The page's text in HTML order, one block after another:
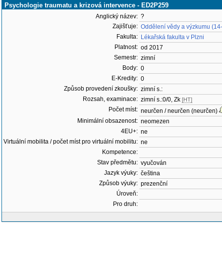
Psychologie traumatu a krizová intervence - ED2P259
Anglický název: ?
Zajišťuje: Oddělení vědy a výzkumu
Fakulta: Lékařská fakulta v Plzni
Platnost: od 2017
Semestr: zimní
Body: 0
E-Kredity: 0
Způsob provedení zkoušky: zimní s.:
Rozsah, examinace: zimní s.:0/0, Zk [HT]
Počet míst: neurčen / neurčen (neurčen)
Minimální obsazenost: neomezen
4EU+: ne
Virtuální mobilita / počet míst pro virtuální mobilitu: ne
Kompetence:
Stav předmětu: vyučován
Jazyk výuky: čeština
Způsob výuky: prezenční
Úroveň:
Pro druh: